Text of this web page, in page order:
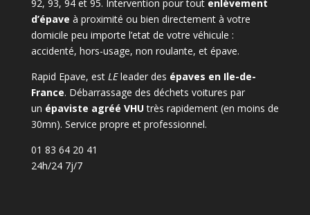
92, 93, 94 et 95. Intervention pour tout enlèvement
d’épave à proximité ou bien directement à votre
domicile peu importe l’etat de votre véhicule :
accidenté, hors-usage, non roulante, et épave.
Rapid Epave, est LEleader des épaves en Ile-de-
France. Débarrassage des déchets voitures par
un épaviste agréé VHUtrès rapidement (en moins de
30mn). Service propre et professionnel.
01 83 64 20 41
24h/24 7j/7